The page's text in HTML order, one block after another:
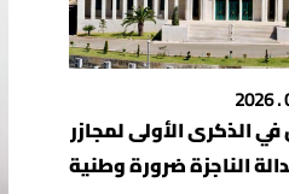
الذكرى الأولى لمجازر
الناجزة ضرورة وطنية